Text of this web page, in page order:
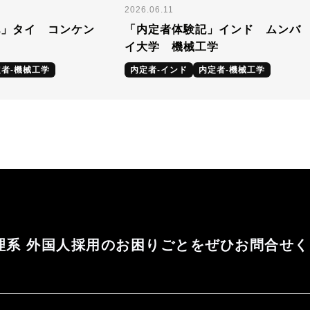
」タイ コンケン
-機械工学
2026.06.11
「内定者体験記」インド ムンバ
イ大学 機械工学
内定者-インド 内定者-機械工学
系 外国人採用のお困りごとをぜひお問合せ